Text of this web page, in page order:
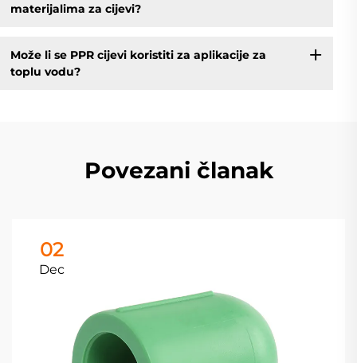
materijalima za cijevi?
Može li se PPR cijevi koristiti za aplikacije za
toplu vodu?
Povezani članak
02
Dec